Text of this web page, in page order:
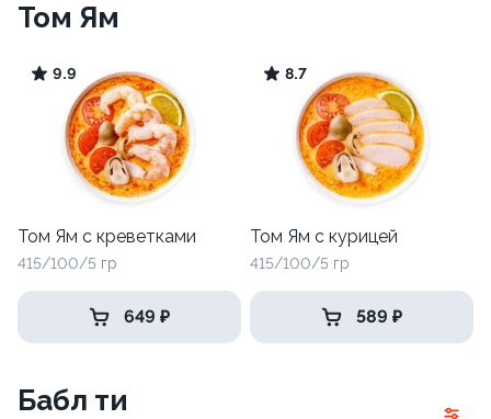
Том Ям
9.9
Том Ям с креветками
415/100/5 гр
649 ₽
8.7
Том Ям с курицей
415/100/5 гр
589 ₽
Бабл ти